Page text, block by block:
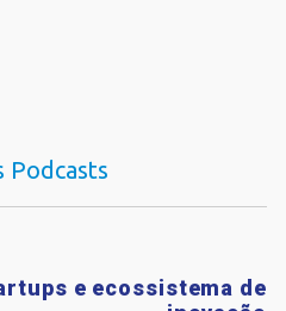
Podcasts
e ecossistema de